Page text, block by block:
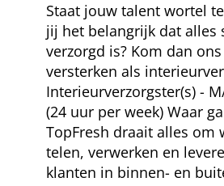
Staat jouw talent wortel
jij het belangrijk dat alles
verzorgd is? Kom dan
versterken als
Interieurverzorgster(s) -
(24 uur per week) Waar
TopFresh draait alles om
telen, verwerken en
klanten in binnen- en